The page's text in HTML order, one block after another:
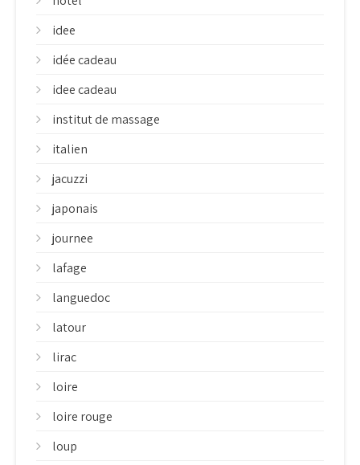
idee
idée cadeau
idee cadeau
institut de massage
italien
jacuzzi
japonais
journee
lafage
languedoc
latour
lirac
loire
loire rouge
loup